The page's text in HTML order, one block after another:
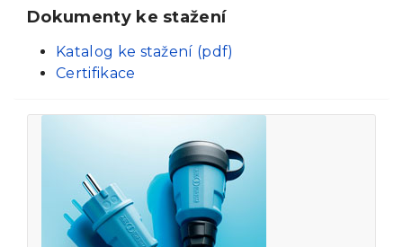
Dokumenty ke stažení
Katalog ke stažení (pdf)
Certifikace